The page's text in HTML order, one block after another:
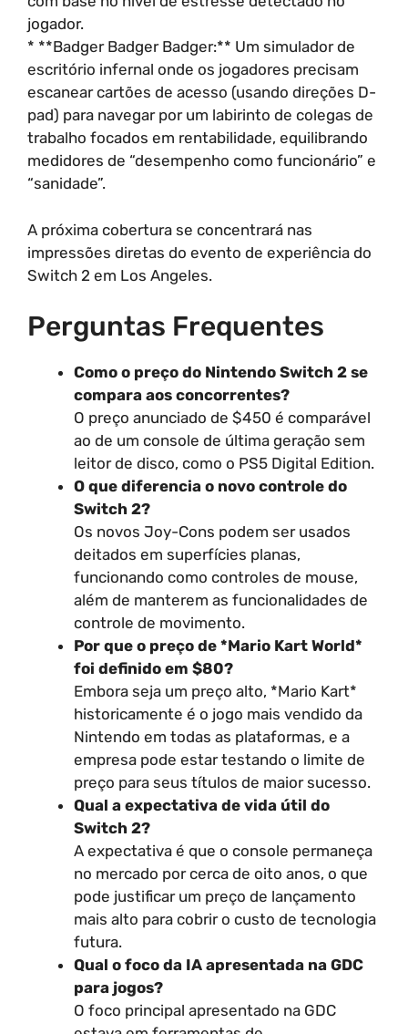
jogador.
* **Badger Badger Badger:** Um simulador de
escritório infernal onde os jogadores precisam
escanear cartões de acesso (usando direções D-
pad) para navegar por um labirinto de colegas de
trabalho focados em rentabilidade, equilibrando
medidores de “desempenho como funcionário” e
“sanidade”.
A próxima cobertura se concentrará nas
impressões diretas do evento de experiência do
Switch 2 em Los Angeles.
Perguntas Frequentes
Como o preço do Nintendo Switch 2 se
compara aos concorrentes?
O preço anunciado de $450 é comparável
ao de um console de última geração sem
leitor de disco, como o PS5 Digital Edition.
O que diferencia o novo controle do
Switch 2?
Os novos Joy-Cons podem ser usados
deitados em superfícies planas,
funcionando como controles de mouse,
além de manterem as funcionalidades de
controle de movimento.
Por que o preço de *Mario Kart World*
foi definido em $80?
Embora seja um preço alto, *Mario Kart*
historicamente é o jogo mais vendido da
Nintendo em todas as plataformas, e a
empresa pode estar testando o limite de
preço para seus títulos de maior sucesso.
Qual a expectativa de vida útil do
Switch 2?
A expectativa é que o console permaneça
no mercado por cerca de oito anos, o que
pode justificar um preço de lançamento
mais alto para cobrir o custo de tecnologia
futura.
Qual o foco da IA apresentada na GDC
para jogos?
O foco principal apresentado na GDC